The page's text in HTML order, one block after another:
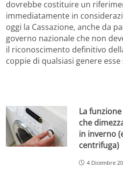
dovrebbe costituire un
immediatamente in
oggi la Cassazione, anche da
governo nazionale che non
il riconoscimento definitivo
coppie di qualsiasi genere esse
La
che
in inverno
centrifuga)
4 Dicembre